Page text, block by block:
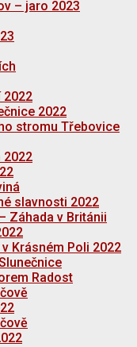
– jaro 2023
2022
2022
stromu Třebovice
2022
slavnosti 2022
Záhada v Británii
Krásném Poli 2022
Radost